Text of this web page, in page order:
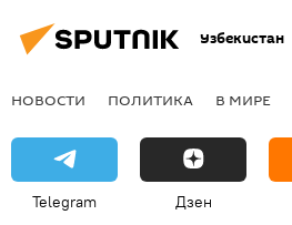
Узбекистан
НОВОСТИ ПОЛИТИКА В МИРЕ
Telegram Дзен